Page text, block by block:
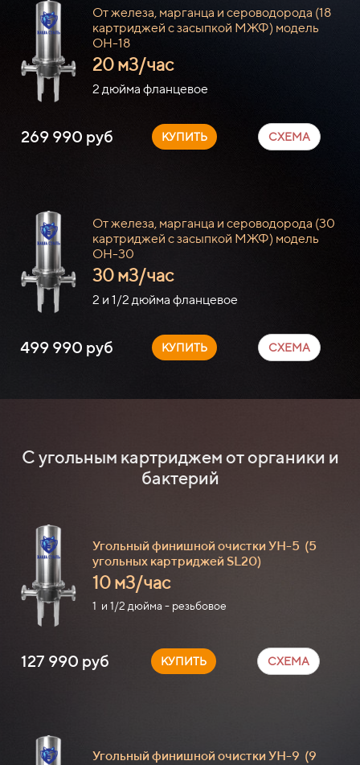
От железа, марганца и сероводорода (18
картриджей с засыпкой МЖФ) модель
ОН-18
20 м3/час
2 дюйма фланцевое
269 990 руб КУПИТЬ СХЕМА
От железа, марганца и сероводорода (30
картриджей с засыпкой МЖФ) модель
ОН-30
30 м3/час
2 и 1/2 дюйма фланцевое
499 990 руб КУПИТЬ СХЕМА
С угольным картриджем от органики и
бактерий
Угольный финишной очистки УН-5 (5
угольных картриджей SL20)
10 м3/час
1 и 1/2 дюйма - резьбовое
127 990 руб КУПИТЬ СХЕМА
Угольный финишной очистки УН-9 (9